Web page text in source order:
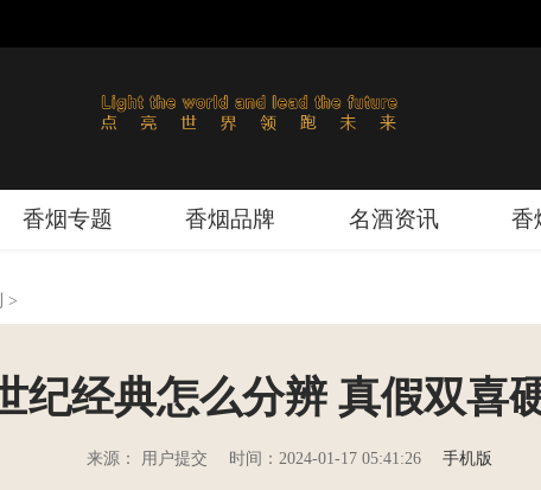
香烟专题 香烟品牌 名酒资讯 香
>
纪经典怎么分辨 真假双喜
来源： 用户提交 时间：2024-01-17 05:41:26 手机版